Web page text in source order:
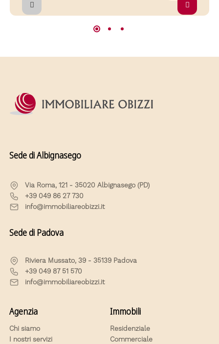
Sede di Albignasego
Via Roma, 121 - 35020 Albignasego (PD)
+39 049 86 27 730
info@immobiliareobizzi.it
Sede di Padova
Riviera Mussato, 39 - 35139 Padova
+39 049 87 51 570
info@immobiliareobizzi.it
Agenzia
Chi siamo
I nostri servizi
Immobili
Residenziale
Commerciale